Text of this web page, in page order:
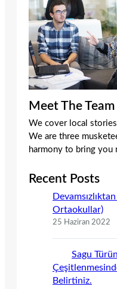
Meet The Team
We cover local
We are three
harmony to bring you
Recent Posts
Ortaokullar)
25 Haziran 2022
Sagu
Belirtiniz.